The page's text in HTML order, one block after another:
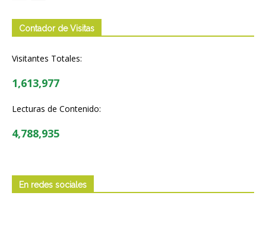
Contador de Visitas
Visitantes Totales:
1,613,977
Lecturas de Contenido:
4,788,935
En redes sociales